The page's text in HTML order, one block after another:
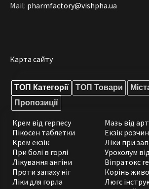
Mail: pharmfactory@vishpha.ua
Карта сайту
ТОП Категорії ТОП Товари
Пропозиції
Крем від герпесу
Пікосен таблетки
Крем екзік
При болі в горлі
Лікування ангіни
Проти запаху ніг
Мазь від
Екзік
Ліки при
Урохолум
Віпратокс
Корінь
Ліки для горла
Люгс